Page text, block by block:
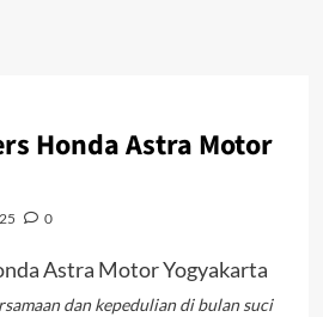
Honda Astra Motor
0
dan kepedulian di bulan suci